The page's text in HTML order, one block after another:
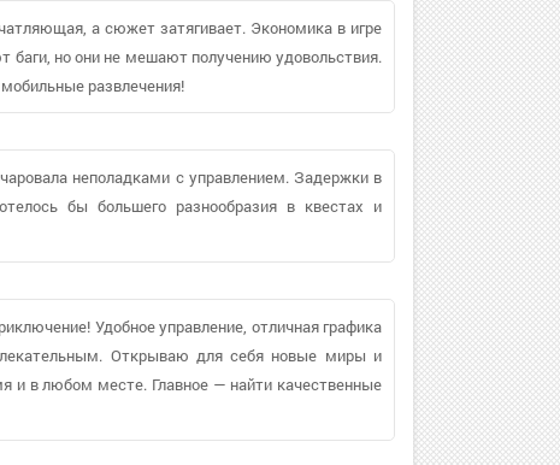
а сюжет затягивает. Экономика в игре
баги, но они не мешают получению удовольствия.
развлечения!
неполадками с управлением. Задержки в
бы большего разнообразия в квестах и
Удобное управление, отличная графика
Открываю для себя новые миры и
и в любом месте. Главное — найти качественные